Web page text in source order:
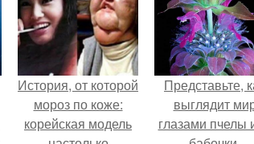
История, от которой
мороз по коже:
корейская модель
Представьте,
выглядит
глазами пчелы